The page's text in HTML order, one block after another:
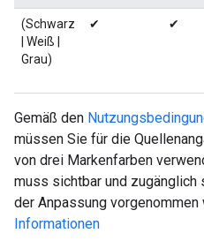
(Schwarz
| Weiß |
Grau)
✔ ✔
Gemäß den
müssen Sie für die
von drei Markenfarben
muss sichtbar und zugänglich
der Anpassung vorgenommen
Informationen